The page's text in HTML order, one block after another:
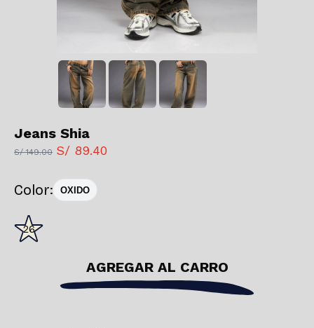
Jeans Shia
S/ 149.00 S/ 89.40
Color: OXIDO
26
AGREGAR AL CARRO